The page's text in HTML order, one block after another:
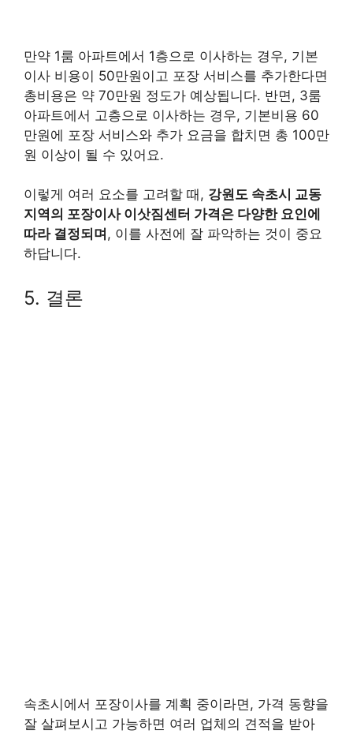
만약 1룸 아파트에서 1층으로 이사하는 경우, 기본
이사 비용이 50만원이고 포장 서비스를 추가한다면
총비용은 약 70만원 정도가 예상됩니다. 반면, 3룸
아파트에서 고층으로 이사하는 경우, 기본비용 60
만원에 포장 서비스와 추가 요금을 합치면 총 100만
원 이상이 될 수 있어요.
이렇게 여러 요소를 고려할 때, 강원도 속초시 교동
지역의 포장이사 이삿짐센터 가격은 다양한 요인에
따라 결정되며 , 이를 사전에 잘 파악하는 것이 중요
하답니다.
5. 결론
속초시에서 포장이사를 계획 중이라면, 가격 동향을
잘 살펴보시고 가능하면 여러 업체의 견적을 받아